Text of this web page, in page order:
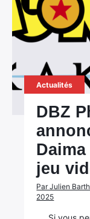
Actualités
DBZ
jeu
Par Julien
2025